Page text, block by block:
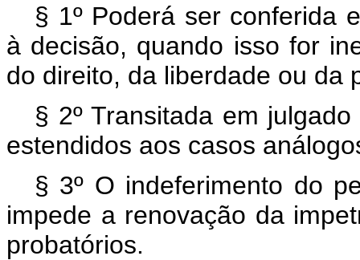
§ 1º Poderá ser conferida
à decisão, quando isso for
do direito, da liberdade ou da
§ 2º Transitada em
estendidos aos casos
§ 3º O indeferimento do
impede a renovação da
probatórios.